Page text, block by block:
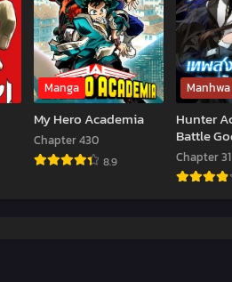
Manga
My Hero Academia
Chapter 430
8.9
Manhwa
Hunter
Battle
Chapter 31